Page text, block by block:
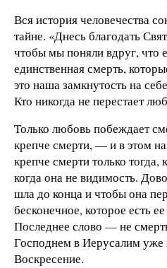
Вся история человечества
тайне. «Днесь благодать
чтобы мы поняли вдруг, что
единственная смерть,
это наша замкнутость на
Кто никогда не перестает
Только любовь побеждает
крепче смерти, — и в этом
крепче смерти только тогда,
когда она не видимость.
шла до конца и чтобы она
бесконечное, которое есть
Последнее слово — не
Господнем в Иерусалим уже
Воскресение.